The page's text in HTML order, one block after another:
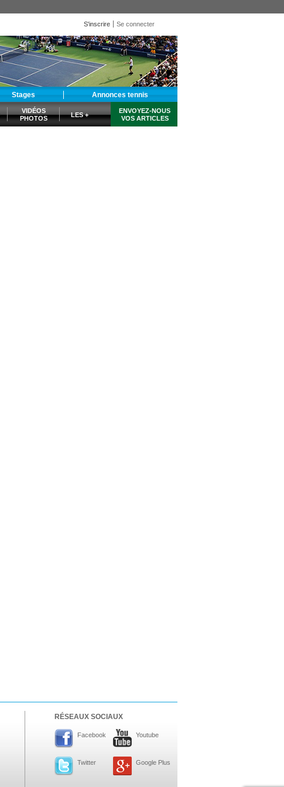
S'inscrire Se connecter
Stages Annonces tennis
VIDÉOS
PHOTOS
LES +
ENVOYEZ-NOUS
VOS ARTICLES
RÉSEAUX SOCIAUX
Facebook Youtube
Twitter Google Plus